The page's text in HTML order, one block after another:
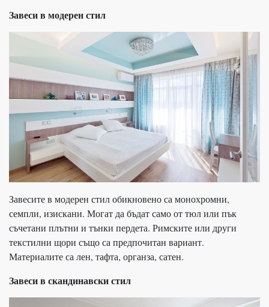
Завеси в модерен стил
Завесите в модерен стил обикновено са монохромни,
семпли, изискани. Могат да бъдат само от тюл или пък
съчетани плътни и тънки пердета. Римските или други
текстилни щори също са предпочитан вариант.
Материалите са лен, тафта, органза, сатен.
Завеси в скандинавски стил